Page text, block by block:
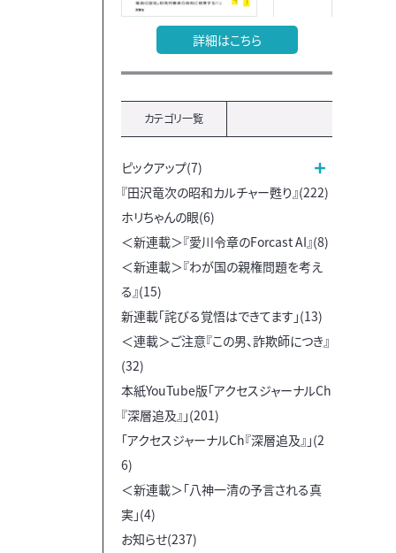
詳細はこちら
カテゴリ一覧
ピックアップ(7)
『田沢竜次の昭和カルチャー甦り』(222)
ホリちゃんの眼(6)
＜新連載＞『愛川令章のForcast AI』(8)
＜新連載＞『わが国の親権問題を考え
る』(15)
新連載「詫びる覚悟はできてます」(13)
＜連載＞ご注意『この男、詐欺師につき』
(32)
本紙YouTube版「アクセスジャーナルCh
『深層追及』」(201)
「アクセスジャーナルCh『深層追及』」(2
6)
＜新連載＞「八神一清の予言される真
実」(4)
お知らせ(237)